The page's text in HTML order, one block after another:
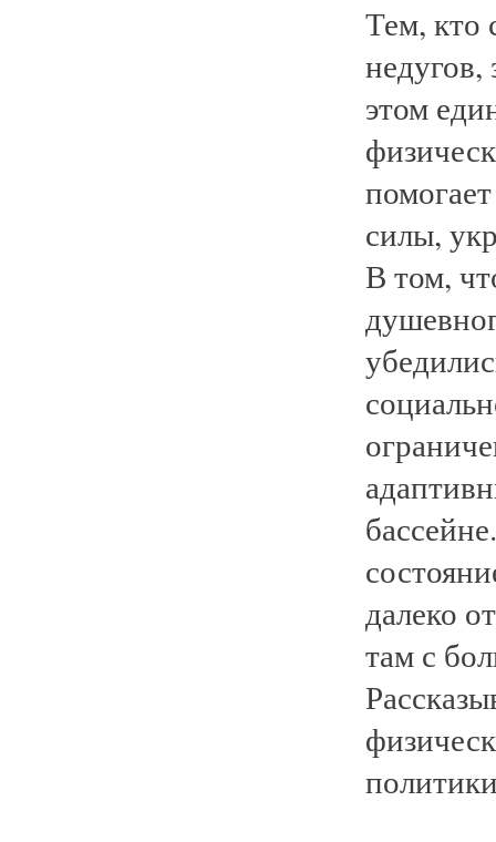
Тем, кто
недугов,
этом
силы,
В том,
далеко
там с